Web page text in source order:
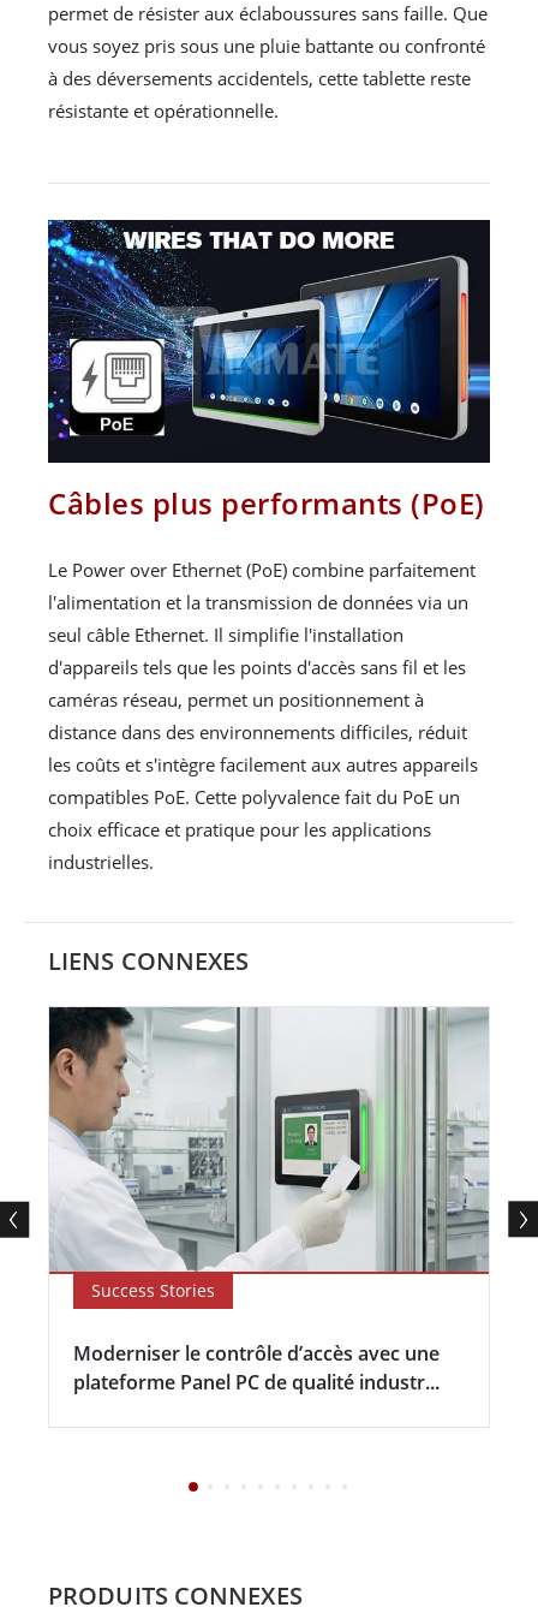
permet de résister aux éclaboussures sans faille. Que
vous soyez pris sous une pluie battante ou confronté
à des déversements accidentels, cette tablette reste
résistante et opérationnelle.
Câbles plus performants (PoE)
Le Power over Ethernet (PoE) combine parfaitement
l'alimentation et la transmission de données via un
seul câble Ethernet. Il simplifie l'installation
d'appareils tels que les points d'accès sans fil et les
caméras réseau, permet un positionnement à
distance dans des environnements difficiles, réduit
les coûts et s'intègre facilement aux autres appareils
compatibles PoE. Cette polyvalence fait du PoE un
choix efficace et pratique pour les applications
industrielles.
LIENS CONNEXES
Success Stories
Moderniser le contrôle d’accès avec une
plateforme Panel PC de qualité industr...
PRODUITS CONNEXES